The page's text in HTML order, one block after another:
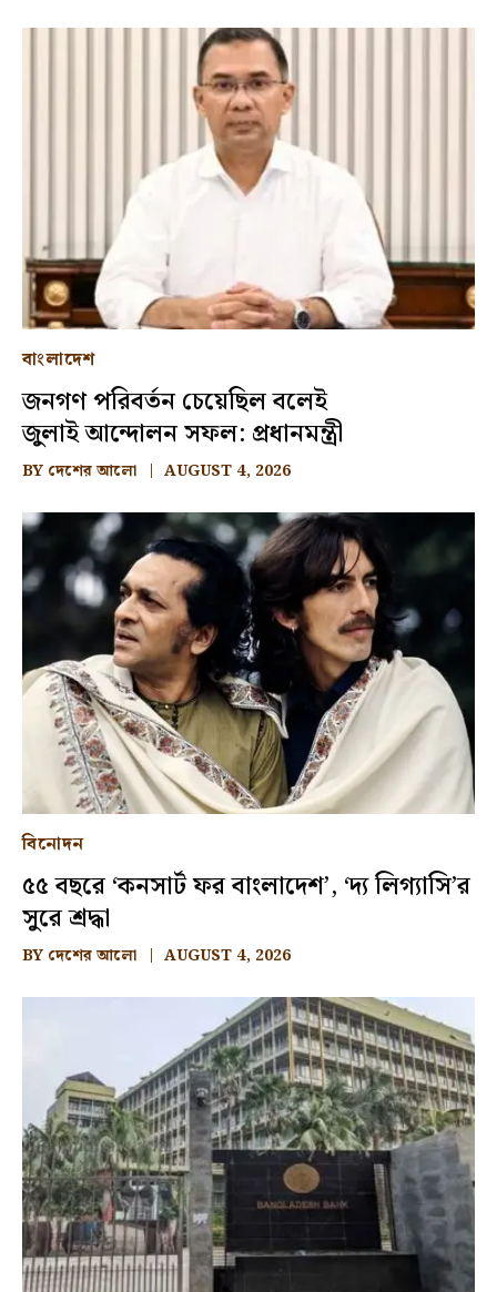
বাংলাদেশ
জনগণ পরিবর্তন চেয়েছিল বলেই
জুলাই আন্দোলন সফল: প্রধানমন্ত্রী
BY দেশের আলো AUGUST 4, 2026
বিনোদন
৫৫ বছরে ‘কনসার্ট ফর বাংলাদেশ’, ‘দ্য লিগ্যাসি’র
সুরে শ্রদ্ধা
BY দেশের আলো AUGUST 4, 2026